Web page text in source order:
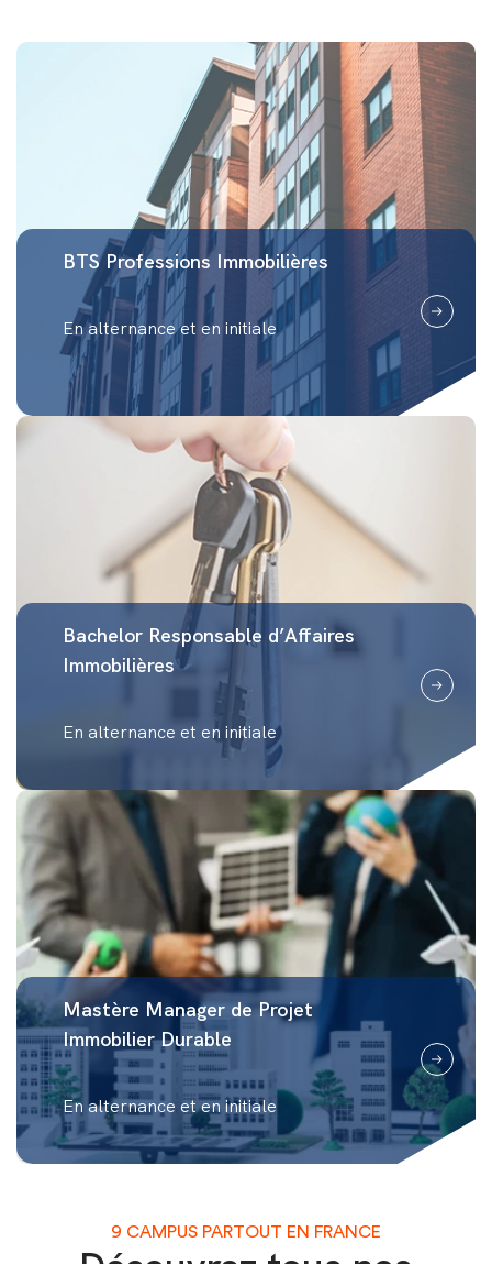
BTS Professions Immobilières
En alternance et en initiale
Bachelor Responsable d’Affaires
Immobilières
En alternance et en initiale
Mastère Manager de Projet
Immobilier Durable
En alternance et en initiale
9 CAMPUS PARTOUT EN FRANCE